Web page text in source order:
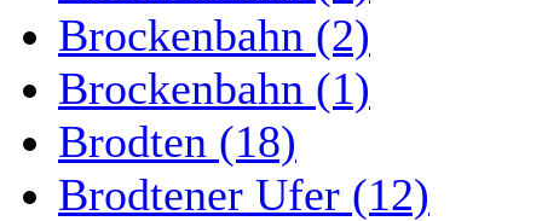
Brockenbahn (2)
Brockenbahn (1)
Brodten (18)
Brodtener Ufer (12)